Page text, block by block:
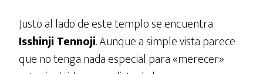
Justo al lado de este templo se encuentra
Isshinji Tennoji. Aunque a simple vista parece
que no tenga nada especial para «merecer»